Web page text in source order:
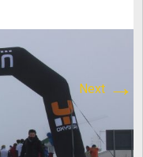
on line 1013
Next →